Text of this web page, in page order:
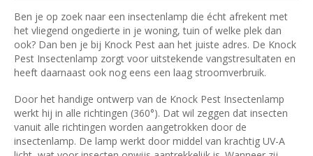
Ben je op zoek naar een insectenlamp die écht afrekent met
het vliegend ongedierte in je woning, tuin of welke plek dan
ook? Dan ben je bij Knock Pest aan het juiste adres. De Knock
Pest Insectenlamp zorgt voor uitstekende vangstresultaten en
heeft daarnaast ook nog eens een laag stroomverbruik.
Door het handige ontwerp van de Knock Pest Insectenlamp
werkt hij in alle richtingen (360°). Dat wil zeggen dat insecten
vanuit alle richtingen worden aangetrokken door de
insectenlamp. De lamp werkt door middel van krachtig UV-A